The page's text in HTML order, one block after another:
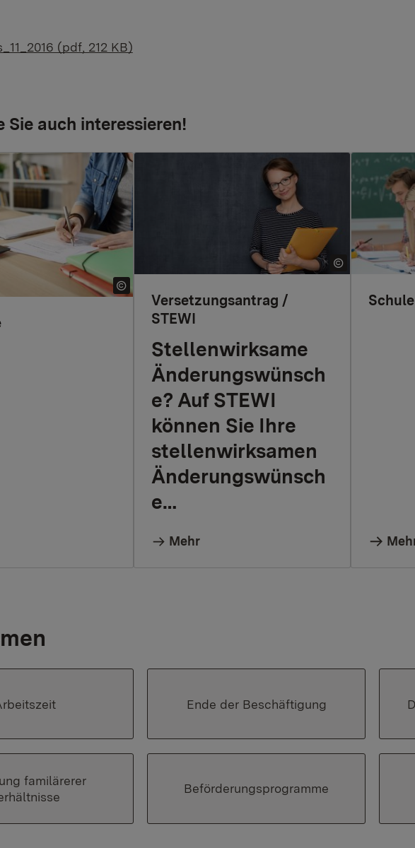
(pdf, 212 KB)
Sie auch interessieren!
Versetzungsantrag /
STEWI
Stellenwirksame
Änderungswünsch
e? Auf STEWI
können Sie Ihre
stellenwirksamen
Änderungswünsch
e…
Mehr
Ende der Beschäftigung
familärerer
Beförderungsprogramme